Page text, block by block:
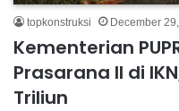
topkonstruksi December
Kementerian
Prasarana II di
Triliun